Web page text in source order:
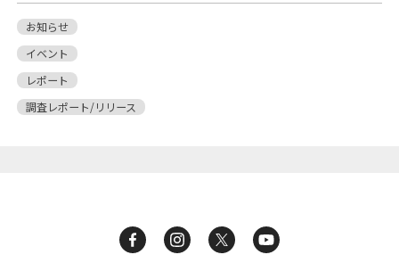
お知らせ
イベント
レポート
調査レポート/リリース